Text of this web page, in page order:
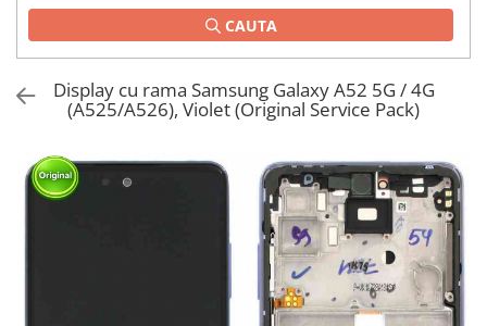
Ecrane iPhone
Ecrane Huawei / Honor
Ecrane Xiaomi / Redmi
Ecrane Nokia
Ecrane Oppo / Realme
CAUTA
Display cu rama Samsung Galaxy A52 5G / 4G
(A525/A526), Violet (Original Service Pack)